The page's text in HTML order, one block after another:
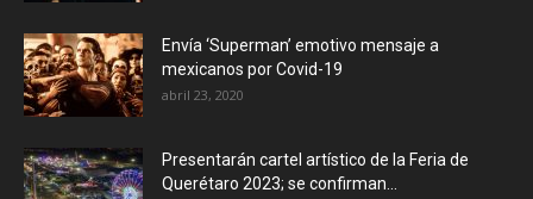
Envía ‘Superman’ emotivo mensaje a
mexicanos por Covid-19
abril 23, 2020
Presentarán cartel artístico de la Feria de
Querétaro 2023; se confirman...